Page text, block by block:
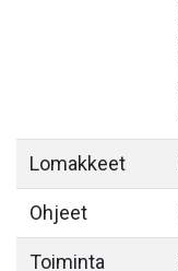
Lomakkeet
Ohjeet
Toiminta